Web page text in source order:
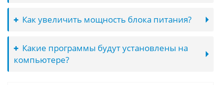
Как увеличить мощность блока питания?
Какие программы будут установлены на
компьютере?